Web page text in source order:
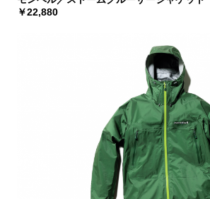
￥22,880